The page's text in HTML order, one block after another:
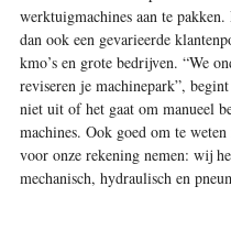
werktuigmachines aan te
dan ook een gevarieerde
kmo’s en grote bedrijven. “We
reviseren je machinepark”,
niet uit of het gaat om manueel
machines. Ook goed om te
voor onze rekening nemen: wij
mechanisch, hydraulisch en